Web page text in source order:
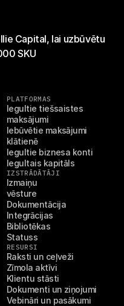
Capital, lai uzbūvētu
SKU
PLATFORMAS
Iegultie tiešsaistes
maksājumi
Iebūvētie maksājumi
klātienē
Iegultie biznesa konti
Iegultais kapitāls
IZSTRĀDĀTĀJI
Izmaiņu
vēsture
Dokumentācija
Integrācijas
Bibliotēkas
Statuss
RESURSI
Raksti un ceļveži
Zīmola aktīvi
Klientu stāsti
Dokumenti un ziņojumi
Vebināri un pasākumi